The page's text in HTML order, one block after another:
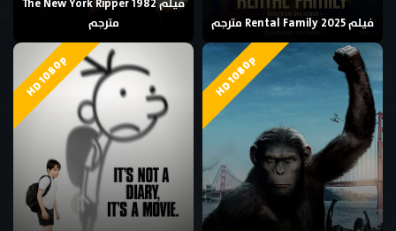
فيلم Rental Family 2025 مترجم
فيلم The New York Ripper 1982
مترجم
HD 1080p
HD 1080p